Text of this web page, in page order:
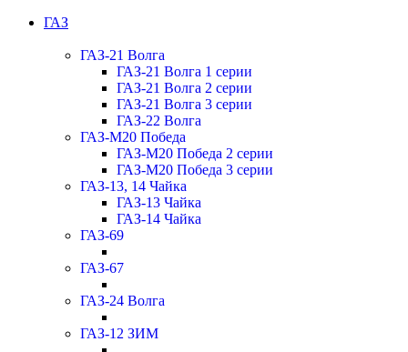
ГАЗ
ГАЗ-21 Волга
ГАЗ-21 Волга 1 серии
ГАЗ-21 Волга 2 серии
ГАЗ-21 Волга 3 серии
ГАЗ-22 Волга
ГАЗ-М20 Победа
ГАЗ-М20 Победа 2 серии
ГАЗ-М20 Победа 3 серии
ГАЗ-13, 14 Чайка
ГАЗ-13 Чайка
ГАЗ-14 Чайка
ГАЗ-69
ГАЗ-67
ГАЗ-24 Волга
ГАЗ-12 ЗИМ